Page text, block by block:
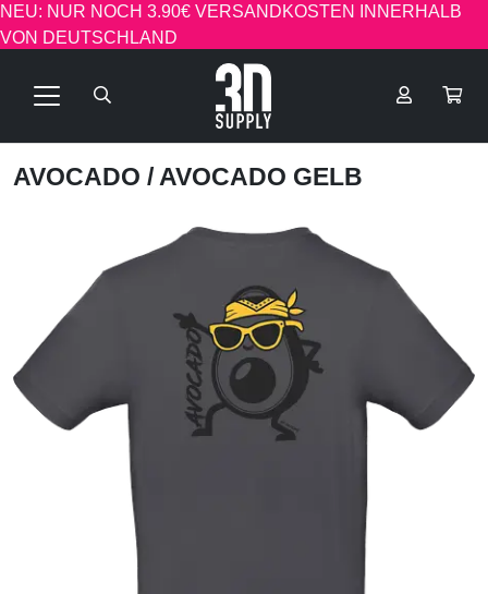
NEU: NUR NOCH 3.90€ VERSANDKOSTEN INNERHALB
VON DEUTSCHLAND
AVOCADO / AVOCADO GELB